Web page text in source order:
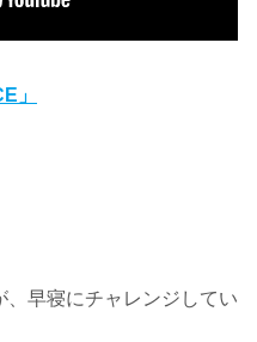
」
早寝にチャレンジしてい